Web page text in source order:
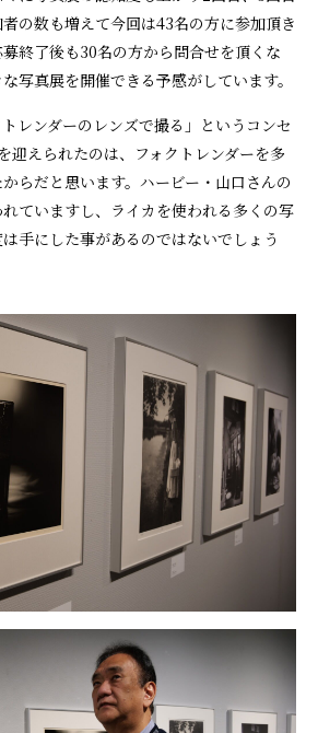
の数も増えて今回は43名の方に参加頂き
終了後も30名の方から問合せを頂くな
写真展を開催できる予感がしています。
レンダーのレンズで撮る」というコンセ
迎えられたのは、フォクトレンダーを多
らだと思います。ハービー・山口さんの
ていますし、ライカを使われる多くの写
手にした事があるのではないでしょう